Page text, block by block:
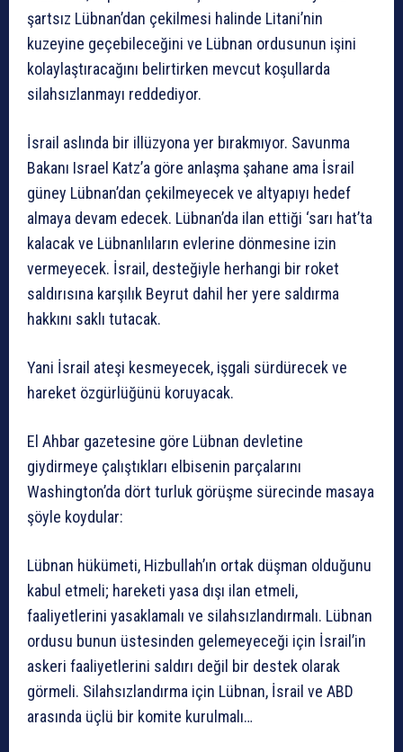
şartsız Lübnan’dan çekilmesi halinde Litani’nin
kuzeyine geçebileceğini ve Lübnan ordusunun işini
kolaylaştıracağını belirtirken mevcut koşullarda
silahsızlanmayı reddediyor.
İsrail aslında bir illüzyona yer bırakmıyor. Savunma
Bakanı Israel Katz’a göre anlaşma şahane ama İsrail
güney Lübnan’dan çekilmeyecek ve altyapıyı hedef
almaya devam edecek. Lübnan’da ilan ettiği ‘sarı hat’ta
kalacak ve Lübnanlıların evlerine dönmesine izin
vermeyecek. İsrail, desteğiyle herhangi bir roket
saldırısına karşılık Beyrut dahil her yere saldırma
hakkını saklı tutacak.
Yani İsrail ateşi kesmeyecek, işgali sürdürecek ve
hareket özgürlüğünü koruyacak.
El Ahbar gazetesine göre Lübnan devletine
giydirmeye çalıştıkları elbisenin parçalarını
Washington’da dört turluk görüşme sürecinde masaya
şöyle koydular:
Lübnan hükümeti, Hizbullah’ın ortak düşman olduğunu
kabul etmeli; hareketi yasa dışı ilan etmeli,
faaliyetlerini yasaklamalı ve silahsızlandırmalı. Lübnan
ordusu bunun üstesinden gelemeyeceği için İsrail’in
askeri faaliyetlerini saldırı değil bir destek olarak
görmeli. Silahsızlandırma için Lübnan, İsrail ve ABD
arasında üçlü bir komite kurulmalı…